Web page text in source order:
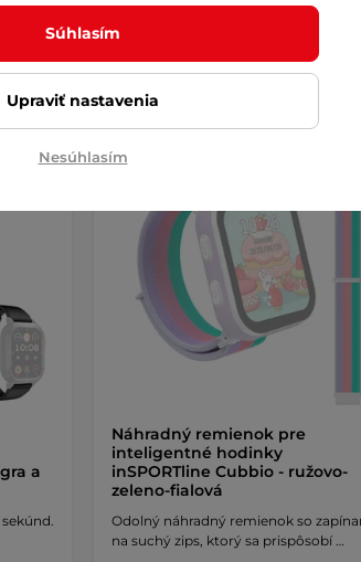
a
Náhradný remienok pre
inteligentné hodinky
inSPORTline Cubbio - ružovo-
zeleno-fialová
Odolný náhradný remienok so
na suchý zips, ktorý sa prispôsobí …
Súhlasím
Upraviť nastavenia
Nesúhlasím